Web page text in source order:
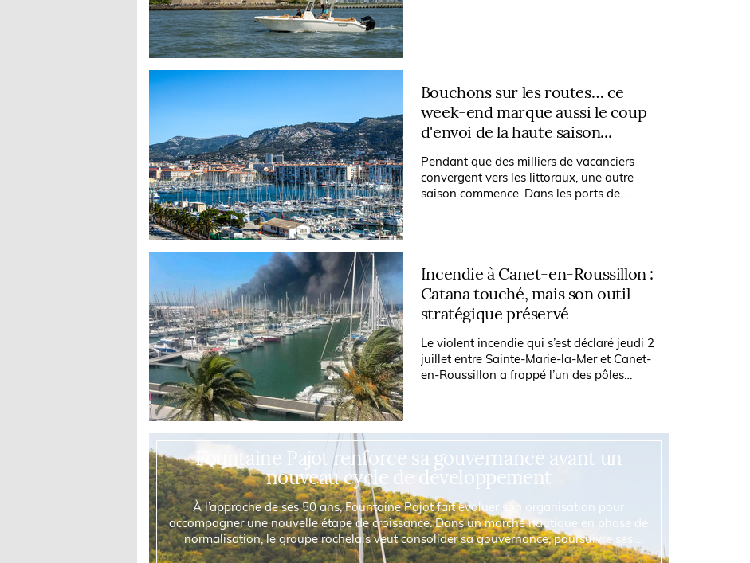
Bouchons sur les routes… ce
week-end marque aussi le coup
d'envoi de la haute saison...
Pendant que des milliers de vacanciers
convergent vers les littoraux, une autre
saison commence. Dans les ports de
Incendie à Canet-en-Roussillon :
Catana touché, mais son outil
stratégique préservé
Le violent incendie qui s’est déclaré jeudi 2
juillet entre Sainte-Marie-la-Mer et Canet-
en-Roussillon a frappé l’un des pôles
Fountaine Pajot renforce sa gouvernance avant un
nouveau cycle de développement
À l’approche de ses 50 ans, Fountaine Pajot fait évoluer son organisation pour
accompagner une nouvelle étape de croissance. Dans un marché nautique en phase de
normalisation, le groupe rochelais veut consolider sa gouvernance, poursuivre ses
investissements et préparer l’avenir de ses marques...